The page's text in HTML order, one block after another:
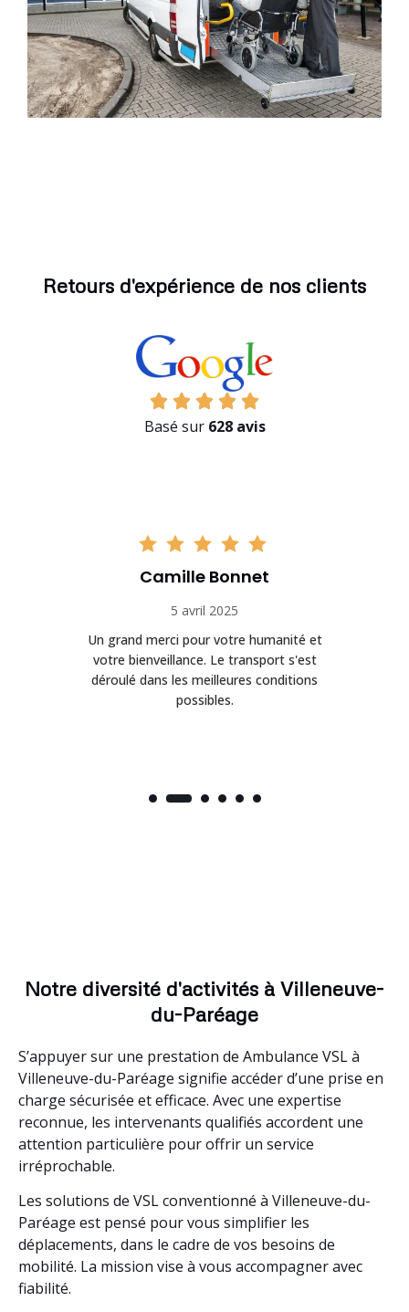
Retours d'expérience de nos clients
Basé sur 628 avis
Camille Bonnet
5 avril 2025
Un grand merci pour votre humanité et
votre bienveillance. Le transport s'est
déroulé dans les meilleures conditions
possibles.
Notre diversité d'activités à Villeneuve-
du-Paréage
S’appuyer sur une prestation de Ambulance VSL à
Villeneuve-du-Paréage signifie accéder d’une prise en
charge sécurisée et efficace. Avec une expertise
reconnue, les intervenants qualifiés accordent une
attention particulière pour offrir un service
irréprochable.
Les solutions de VSL conventionné à Villeneuve-du-
Paréage est pensé pour vous simplifier les
déplacements, dans le cadre de vos besoins de
mobilité. La mission vise à vous accompagner avec
fiabilité.